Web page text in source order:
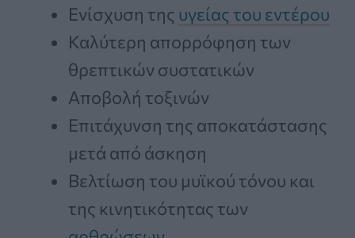
Ενίσχυση της υγείας του εντέρου
Καλύτερη απορρόφηση των
θρεπτικών συστατικών
Αποβολή τοξινών
Επιτάχυνση της αποκατάστασης
μετά από άσκηση
Βελτίωση του μυϊκού τόνου και
της κινητικότητας των